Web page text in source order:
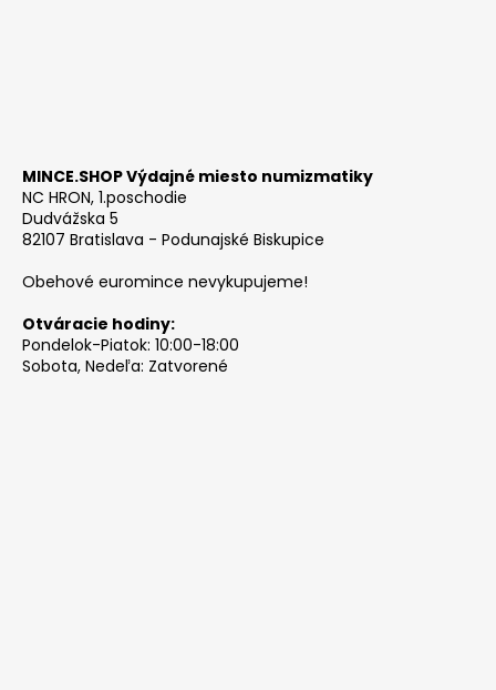
MINCE.SHOP Výdajné miesto numizmatiky
NC HRON, 1.poschodie
Dudvážska 5
82107 Bratislava - Podunajské Biskupice
Obehové euromince nevykupujeme!
Otváracie hodiny:
Pondelok-Piatok: 10:00-18:00
Sobota, Nedeľa: Zatvorené